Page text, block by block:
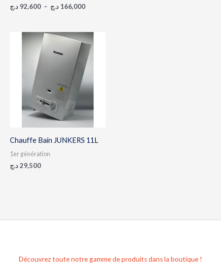
92,600 د.ج – 166,000 د.ج
Chauffe Bain JUNKERS 11L
1er génération
29,500د.ج
Découvrez toute notre gamme de produits dans la boutique !